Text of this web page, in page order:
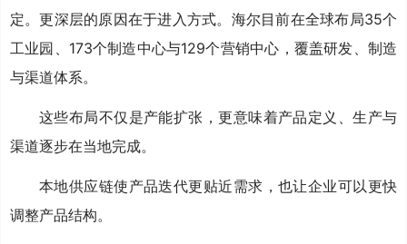
定。更深层的原因在于进入方式。海尔目前在全球布局35个
工业园、173个制造中心与129个营销中心，覆盖研发、制造
与渠道体系。
这些布局不仅是产能扩张，更意味着产品定义、生产与
渠道逐步在当地完成。
本地供应链使产品迭代更贴近需求，也让企业可以更快
调整产品结构。